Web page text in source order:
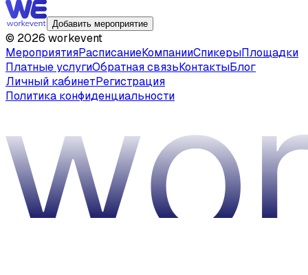
Добавить мероприятие
© 2026 workevent
МероприятияРасписаниеКомпанииСпикерыПлощадки
Платные услугиОбратная связьКонтактыБлог
Личный кабинетРегистрация
Политика конфиденциальности